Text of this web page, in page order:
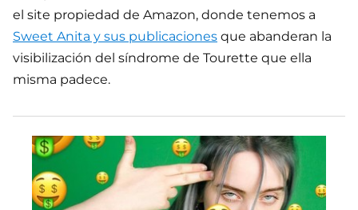
el site propiedad de Amazon, donde tenemos a
Sweet Anita y sus publicaciones que abanderan la
visibilización del síndrome de Tourette que ella
misma padece.